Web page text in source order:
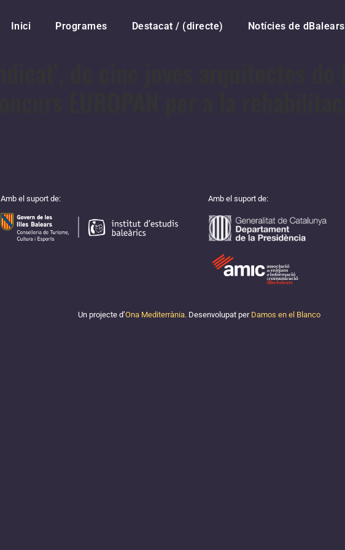
Inici Programes Destacat / (directe) Notícies de dBalears
Amb el suport de: Amb el suport de:
Un projecte d’Ona Mediterrània.Desenvolupat per Damos en el Blanco